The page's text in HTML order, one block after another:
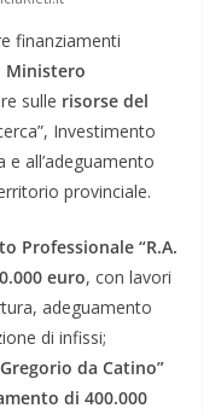
finanziamenti
Ministero
sulle risorse del
Investimento
e all’adeguamento
provinciale.
Professionale “R.A.
euro, con lavori
adeguamento
di infissi;
da Catino”
di 400.000